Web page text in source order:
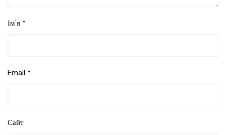
Ім'я *
Email *
Сайт